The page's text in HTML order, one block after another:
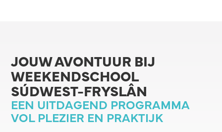
JOUW AVONTUUR BIJ
WEEKENDSCHOOL
SÚDWEST-FRYSLÂN
EEN UITDAGEND PROGRAMMA
VOL PLEZIER EN PRAKTIJK